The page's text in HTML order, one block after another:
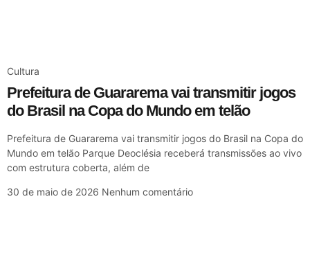
Cultura
Prefeitura de Guararema vai transmitir jogos
do Brasil na Copa do Mundo em telão
Prefeitura de Guararema vai transmitir jogos do Brasil na Copa do
Mundo em telão Parque Deoclésia receberá transmissões ao vivo
com estrutura coberta, além de
30 de maio de 2026 Nenhum comentário